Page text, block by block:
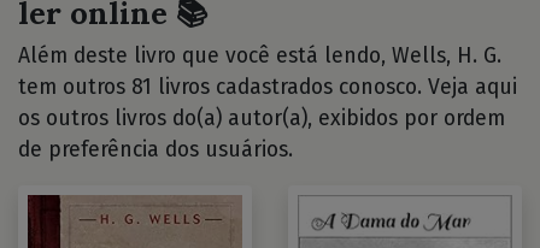
ler online 📚
Além deste livro que você está lendo, Wells, H. G.
tem outros 81 livros cadastrados conosco. Veja aqui
os outros livros do(a) autor(a), exibidos por ordem
de preferência dos usuários.